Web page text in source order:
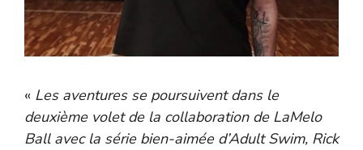
« Les aventures se poursuivent dans le
deuxième volet de la collaboration de LaMelo
Ball avec la série bien-aimée d’Adult Swim, Rick